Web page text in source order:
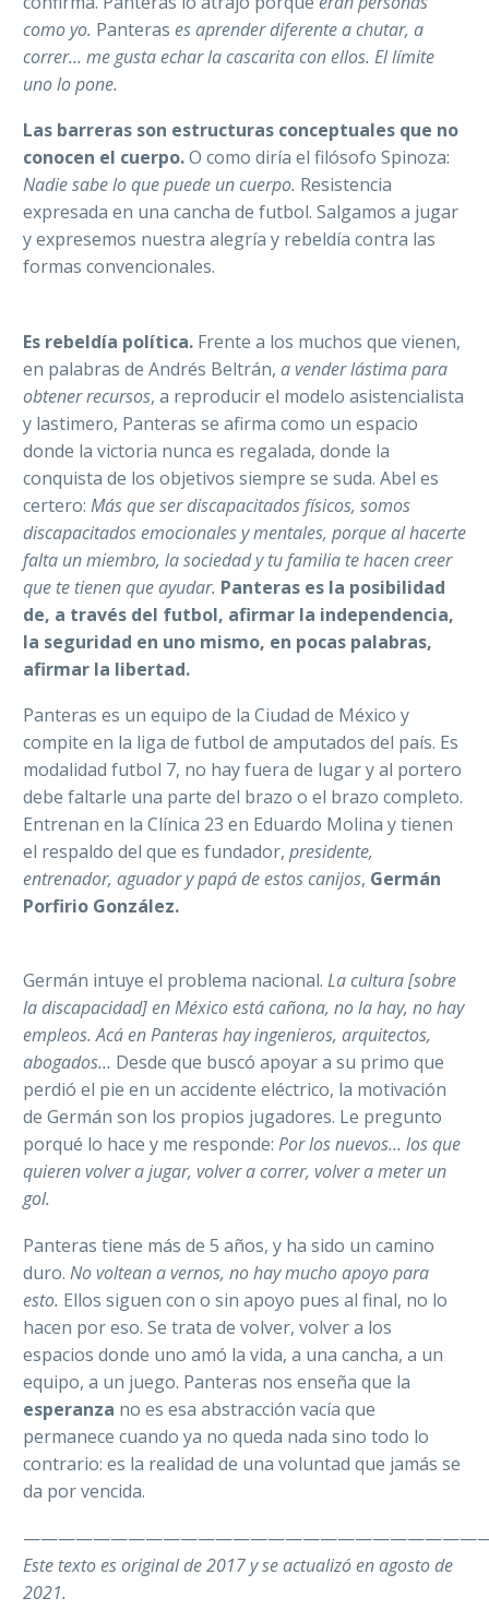
como yo. Panteras es aprender diferente a chutar, a
correr… me gusta echar la cascarita con ellos. El límite
uno lo pone.
Las barreras son estructuras conceptuales que no
conocen el cuerpo.O como diría el filósofo Spinoza:
Nadie sabe lo que puede un cuerpo. Resistencia
expresada en una cancha de futbol. Salgamos a jugar
y expresemos nuestra alegría y rebeldía contra las
formas convencionales.
Es rebeldía política. Frente a los muchos que vienen,
en palabras de Andrés Beltrán, a vender lástima para
obtener recursos, a reproducir el modelo asistencialista
y lastimero, Panteras se afirma como un espacio
donde la victoria nunca es regalada, donde la
conquista de los objetivos siempre se suda. Abel es
certero: Más que ser discapacitados físicos, somos
discapacitados emocionales y mentales, porque al hacerte
falta un miembro, la sociedad y tu familia te hacen creer
que te tienen que ayudar. Panteras es la posibilidad
de, a través del futbol, afirmar la independencia,
la seguridad en uno mismo, en pocas palabras,
afirmar la libertad.
Panteras es un equipo de la Ciudad de México y
compite en la liga de futbol de amputados del país. Es
modalidad futbol 7, no hay fuera de lugar y al portero
debe faltarle una parte del brazo o el brazo completo.
Entrenan en la Clínica 23 en Eduardo Molina y tienen
el respaldo del que es fundador, presidente,
entrenador, aguador y papá de estos canijos, Germán
Porfirio González.
Germán intuye el problema nacional. La cultura [sobre
la discapacidad] en México está cañona, no la hay, no hay
empleos. Acá en Panteras hay ingenieros, arquitectos,
abogados… Desde que buscó apoyar a su primo que
perdió el pie en un accidente eléctrico, la motivación
de Germán son los propios jugadores. Le pregunto
porqué lo hace y me responde: Por los nuevos… los que
quieren volver a jugar, volver a correr, volver a meter un
gol.
Panteras tiene más de 5 años, y ha sido un camino
duro. No voltean a vernos, no hay mucho apoyo para
esto. Ellos siguen con o sin apoyo pues al final, no lo
hacen por eso. Se trata de volver, volver a los
espacios donde uno amó la vida, a una cancha, a un
equipo, a un juego. Panteras nos enseña que la
esperanza no es esa abstracción vacía que
permanece cuando ya no queda nada sino todo lo
contrario: es la realidad de una voluntad que jamás se
da por vencida.
Este texto es original de 2017 y se actualizó en agosto de
2021.